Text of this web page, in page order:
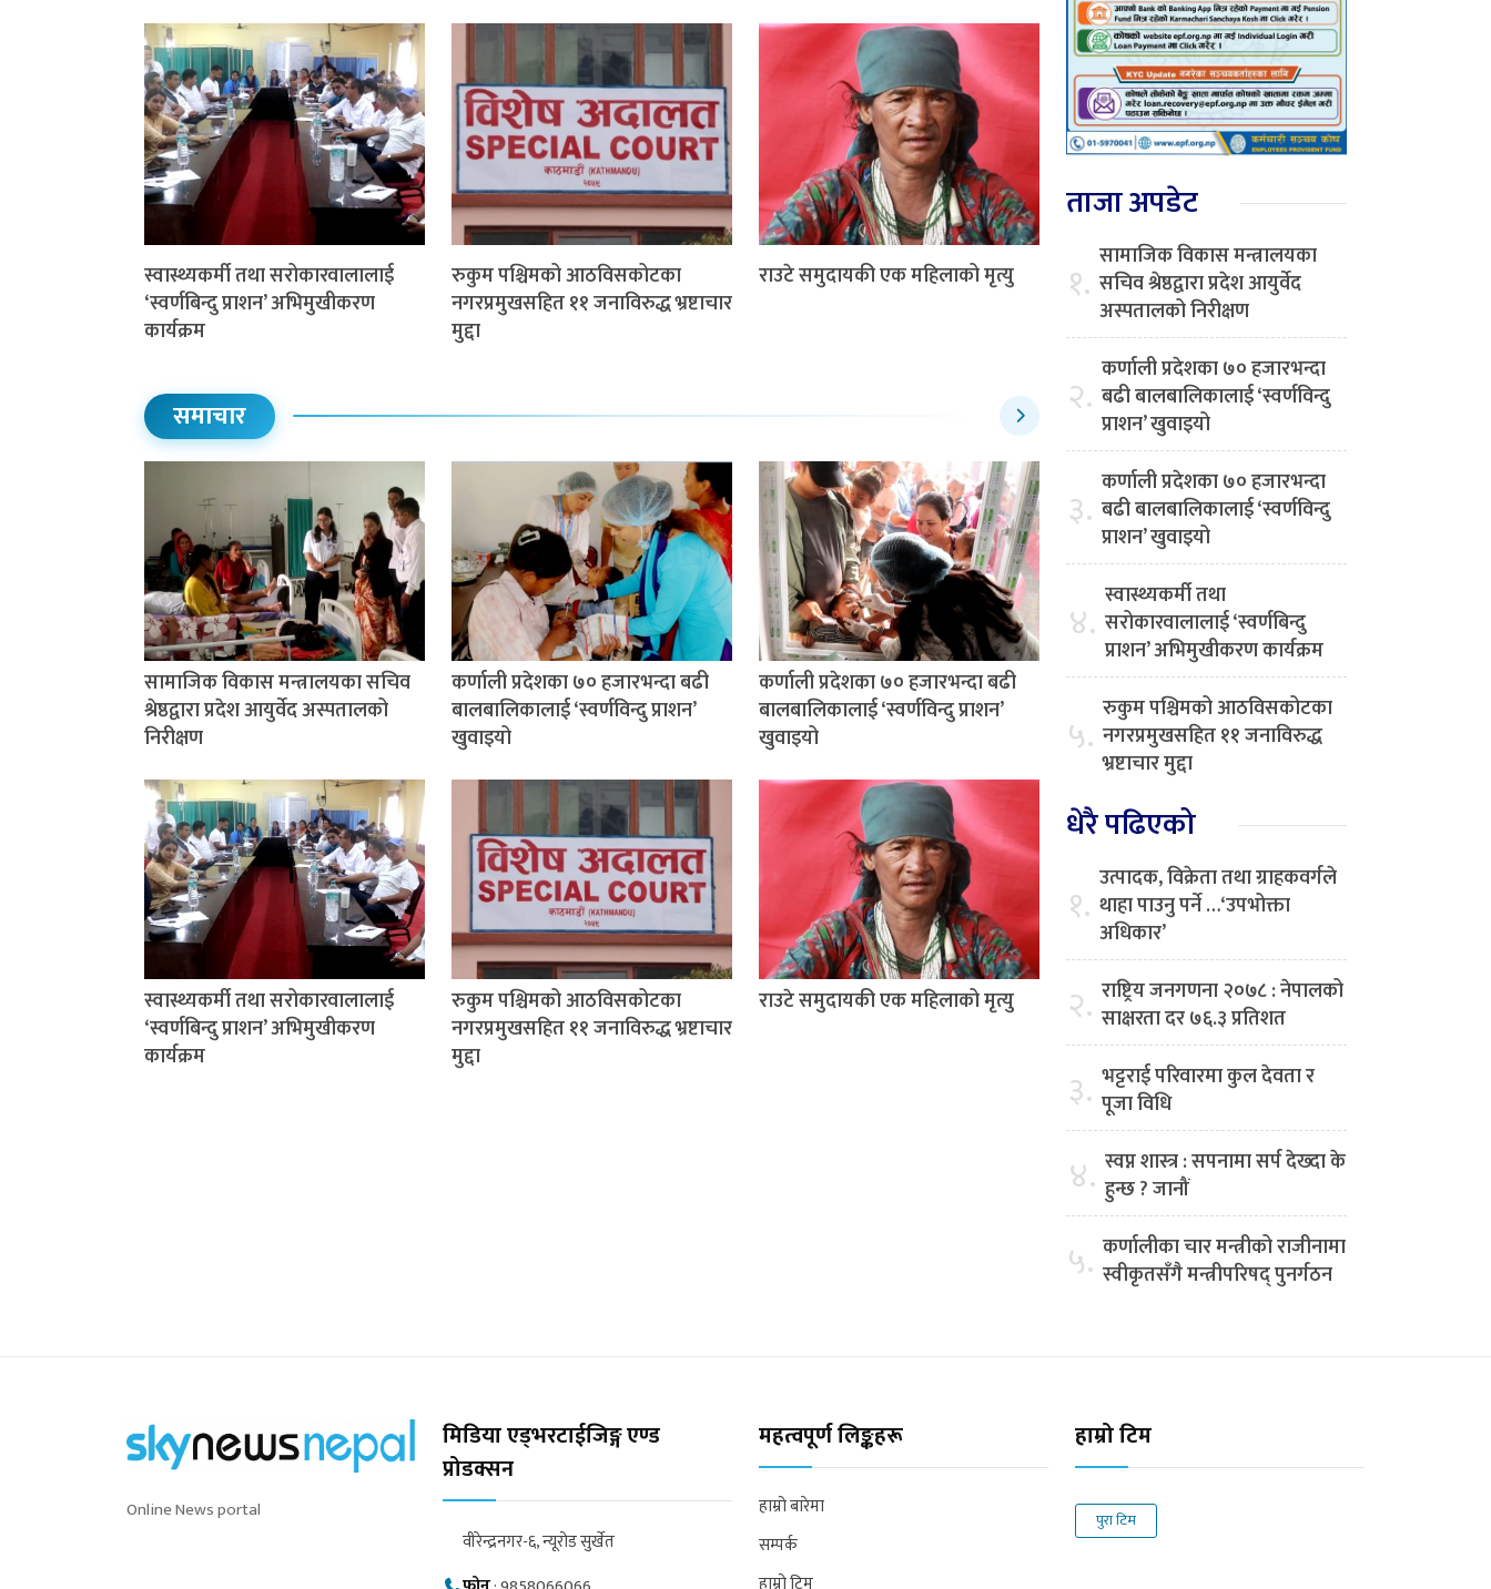
स्वास्थ्यकर्मी तथा सरोकारवालालाई
‘स्वर्णबिन्दु प्राशन’ अभिमुखीकरण
कार्यक्रम
रुकुम पश्चिमको आठविसकोटका
नगरप्रमुखसहित ११ जनाविरुद्ध भ्रष्टाचार
मुद्दा
राउटे समुदायकी एक महिलाको मृत्यु
समाचार
सामाजिक विकास मन्त्रालयका सचिव
श्रेष्ठद्वारा प्रदेश आयुर्वेद अस्पतालको
निरीक्षण
कर्णाली प्रदेशका ७० हजारभन्दा बढी
बालबालिकालाई ‘स्वर्णविन्दु प्राशन’
खुवाइयो
कर्णाली प्रदेशका ७० हजारभन्दा बढी
बालबालिकालाई ‘स्वर्णविन्दु प्राशन’
खुवाइयो
स्वास्थ्यकर्मी तथा सरोकारवालालाई
‘स्वर्णबिन्दु प्राशन’ अभिमुखीकरण
कार्यक्रम
रुकुम पश्चिमको आठविसकोटका
नगरप्रमुखसहित ११ जनाविरुद्ध भ्रष्टाचार
मुद्दा
राउटे समुदायकी एक महिलाको मृत्यु
ताजा अपडेट
१. सामाजिक विकास मन्त्रालयका
सचिव श्रेष्ठद्वारा प्रदेश आयुर्वेद
अस्पतालको निरीक्षण
२. कर्णाली प्रदेशका ७० हजारभन्दा
बढी बालबालिकालाई ‘स्वर्णविन्दु
प्राशन’ खुवाइयो
३. कर्णाली प्रदेशका ७० हजारभन्दा
बढी बालबालिकालाई ‘स्वर्णविन्दु
प्राशन’ खुवाइयो
४. स्वास्थ्यकर्मी तथा
सरोकारवालालाई ‘स्वर्णबिन्दु
प्राशन’ अभिमुखीकरण कार्यक्रम
५. रुकुम पश्चिमको आठविसकोटका
नगरप्रमुखसहित ११ जनाविरुद्ध
भ्रष्टाचार मुद्दा
धेरै पढिएको
१. उत्पादक, विक्रेता तथा ग्राहकवर्गले
थाहा पाउनु पर्ने …‘उपभोक्ता
अधिकार’
२. राष्ट्रिय जनगणना २०७८ : नेपालको
साक्षरता दर ७६.३ प्रतिशत
३. भट्टराई परिवारमा कुल देवता र
पूजा विधि
४. स्वप्न शास्त्र : सपनामा सर्प देख्दा के
हुन्छ ? जानौं
५. कर्णालीका चार मन्त्रीको राजीनामा
स्वीकृतसँगै मन्त्रीपरिषद् पुनर्गठन
Online News portal
मिडिया एड्भरटाईजिङ्ग एण्ड
प्रोडक्सन
वीरेन्द्रनगर-६, न्यूरोड सुर्खेत
महत्वपूर्ण लिङ्कहरू
हाम्रो बारेमा
सम्पर्क
हाम्रो टिम
पुरा टिम